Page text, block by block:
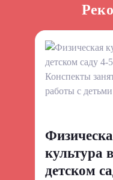
культура в
детском